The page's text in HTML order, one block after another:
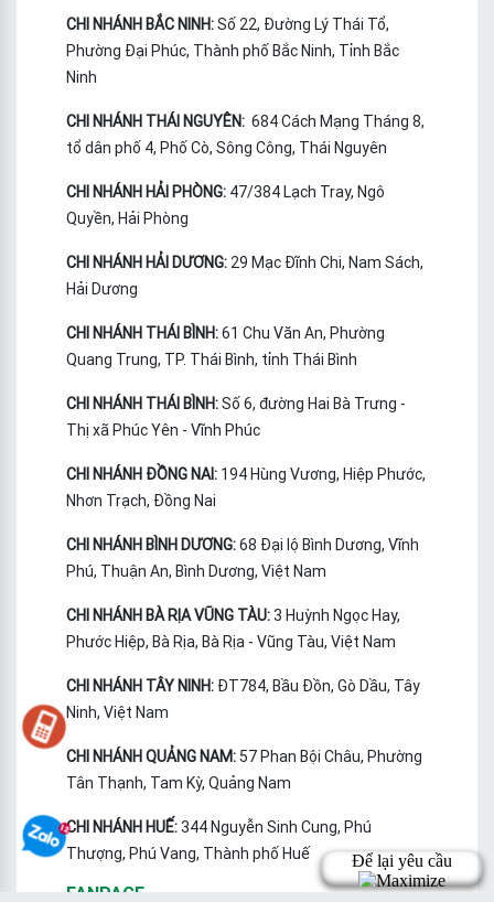
CHI NHÁNH BẮC NINH:Số 22, Đường Lý Thái Tổ,
Phường Đại Phúc, Thành phố Bắc Ninh, Tỉnh Bắc
Ninh
CHI NHÁNH THÁI NGUYÊN: 684 Cách Mạng Tháng 8,
tổ dân phố 4, Phố Cò, Sông Công, Thái Nguyên
CHI NHÁNH HẢI PHÒNG: 47/384 Lạch Tray, Ngô
Quyền, Hải Phòng
CHI NHÁNH HẢI DƯƠNG: 29 Mạc Đĩnh Chi, Nam Sách,
Hải Dương
CHI NHÁNH THÁI BÌNH:61 Chu Văn An, Phường
Quang Trung, TP. Thái Bình, tỉnh Thái Bình
CHI NHÁNH THÁI BÌNH:Số 6, đường Hai Bà Trưng -
Thị xã Phúc Yên - Vĩnh Phúc
CHI NHÁNH ĐỒNG NAI: 194 Hùng Vương, Hiệp Phước,
Nhơn Trạch, Đồng Nai
CHI NHÁNH BÌNH DƯƠNG:68 Đại lộ Bình Dương, Vĩnh
Phú, Thuận An, Bình Dương, Việt Nam
CHI NHÁNH BÀ RỊA VŨNG TÀU:3 Huỳnh Ngọc Hay,
Phước Hiệp, Bà Rịa, Bà Rịa - Vũng Tàu, Việt Nam
CHI NHÁNH TÂY NINH: ĐT784, Bầu Đồn, Gò Dầu, Tây
Ninh, Việt Nam
CHI NHÁNH QUẢNG NAM: 57 Phan Bội Châu, Phường
Tân Thạnh, Tam Kỳ, Quảng Nam
CHI NHÁNH HUẾ:344 Nguyễn Sinh Cung, Phú
Thượng, Phú Vang, Thành phố Huế
FANPAGE